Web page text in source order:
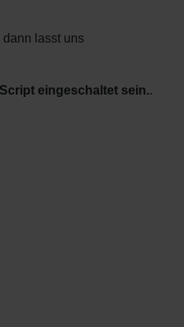
lasst uns
eingeschaltet sein..